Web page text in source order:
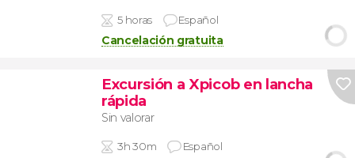
5 horas Español
Cancelación gratuita
Excursión a Xpicob en lancha
rápida
Sin valorar
3h 30m Español